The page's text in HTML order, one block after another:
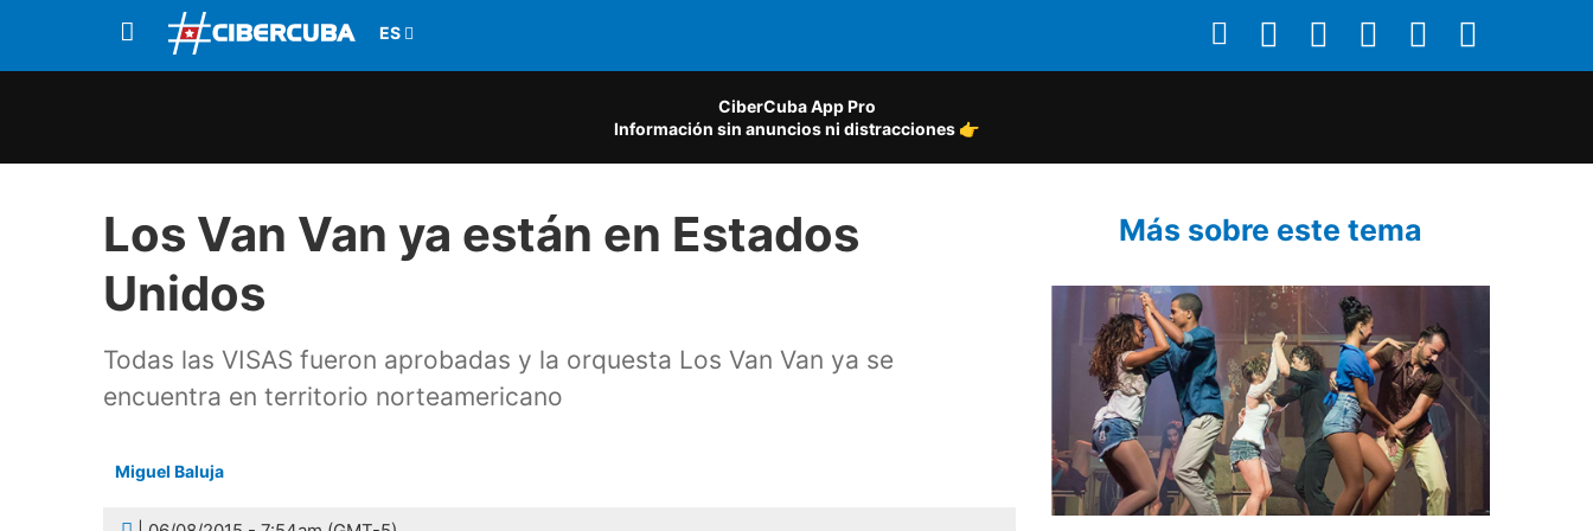
CiberCuba App Pro
Información sin anuncios ni distracciones 👉
Los Van Van ya están en Estados
Unidos
Todas las VISAS fueron aprobadas y la orquesta Los Van Van ya se
encuentra en territorio norteamericano
Miguel Baluja
Más sobre este tema